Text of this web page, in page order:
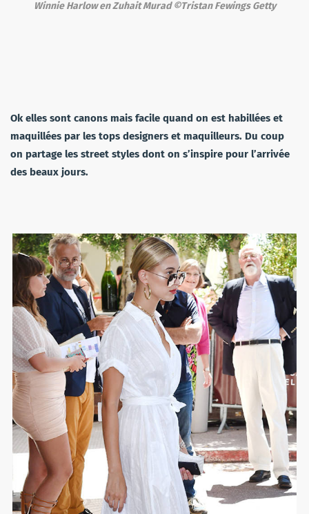
Winnie Harlow en Zuhait Murad ©Tristan Fewings Getty
Ok elles sont canons mais facile quand on est habillées et
maquillées par les tops designers et maquilleurs. Du coup
on partage les street styles dont on s’inspire pour l’arrivée
des beaux jours.